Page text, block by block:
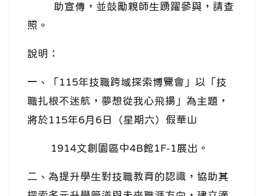
助宣傳，並鼓勵親師生踴躍參與，請查
照。
說明：
一、「115年技職跨域探索博覽會」以「技
職扎根不迷航，夢想從我心飛揚」為主題，
將於115年6月6日（星期六）假華山
1914文創園區中4B館1F-1展出。
二、為提升學生對技職教育的認識，協助其